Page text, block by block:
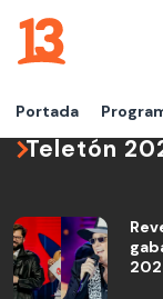
Portada
Teletón